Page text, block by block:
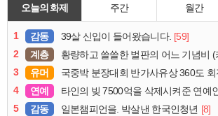
오늘의 화제 주간 월간
1 감동 39살 신입이 들어왔습니다. [59]
2
계층 황량하고 쓸쓸한 벌판의 어느 기념비
3
유머 국중박 분장대회 반가사유상 360도
4
연예 타인의 빚 7500억을 삭제시켜준 연예
5
감동 일본챔피언을. 박살낸 한국인청년 [8]